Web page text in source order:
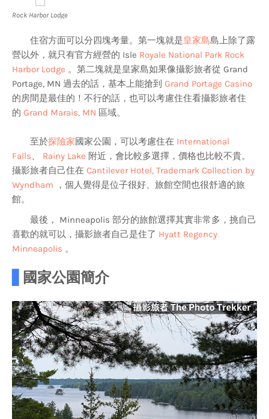
Rock Harbor Lodge
住宿方面可以分四塊考量。第一塊就是皇家島島上除了露
營以外，就只有官方經營的 Isle Royale National Park Rock
Harbor Lodge 。第二塊就是皇家島如果像攝影旅者從 Grand
Portage, MN 過去的話，基本上能搶到 Grand Portage Casino
的房間是最佳的！不行的話，也可以考慮住住看攝影旅者住
的 Grand Marais, MN 區域。
至於探險家國家公園，可以考慮住在 International
Falls
Rainy Lake 附近，會比較多選擇，價格也比較不貴。
攝影旅者自己住在 Cantilever Hotel, Trademark Collection by
Wyndham ，個人覺得是位子很好、旅館空間也很舒適的旅
館。
最後， Minneapolis 部分的旅館選擇其實非常多，挑自己
喜歡的就可以，攝影旅者自己是住了 Hyatt Regency
Minneapolis 。
國家公園簡介